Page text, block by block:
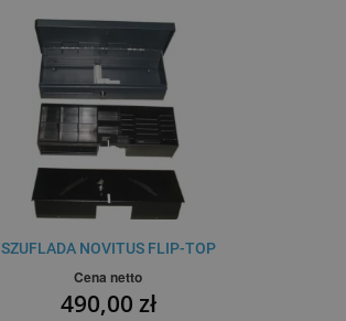
SZUFLADA NOVITUS FLIP-TOP
Cena netto
490,00 zł